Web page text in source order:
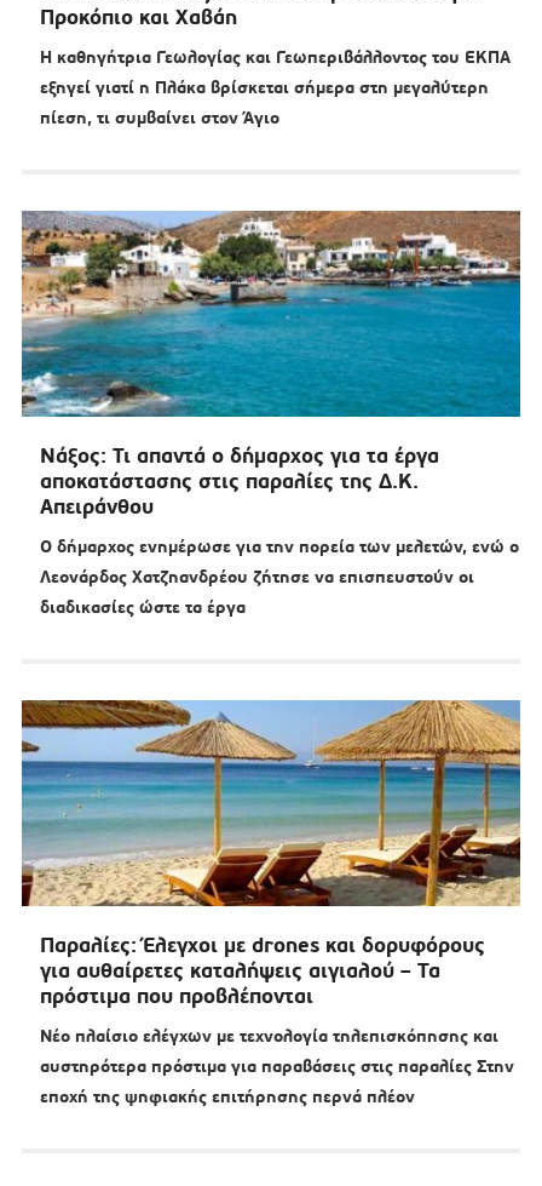
Προκόπιο και Χαβάη
Η καθηγήτρια Γεωλογίας και Γεωπεριβάλλοντος του ΕΚΠΑ
εξηγεί γιατί η Πλάκα βρίσκεται σήμερα στη μεγαλύτερη
πίεση, τι συμβαίνει στον Άγιο
Νάξος: Τι απαντά ο δήμαρχος για τα έργα
αποκατάστασης στις παραλίες της Δ.Κ.
Απειράνθου
Ο δήμαρχος ενημέρωσε για την πορεία των μελετών, ενώ ο
Λεονάρδος Χατζηανδρέου ζήτησε να επισπευστούν οι
διαδικασίες ώστε τα έργα
Παραλίες: Έλεγχοι με drones και δορυφόρους
για αυθαίρετες καταλήψεις αιγιαλού – Τα
πρόστιμα που προβλέπονται
Νέο πλαίσιο ελέγχων με τεχνολογία τηλεπισκόπησης και
αυστηρότερα πρόστιμα για παραβάσεις στις παραλίες Στην
εποχή της ψηφιακής επιτήρησης περνά πλέον